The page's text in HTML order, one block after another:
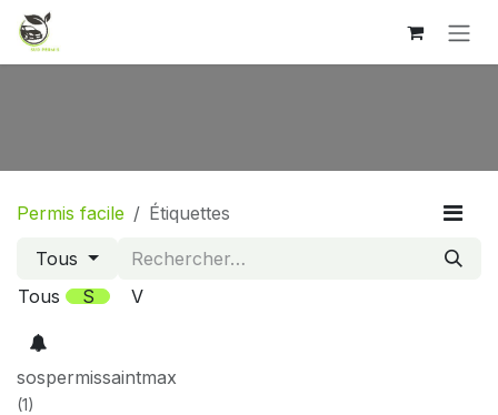
Se rendre au contenu
Permis facile Étiquettes
Tous
Tous
S V
sospermissaintmax
(1)